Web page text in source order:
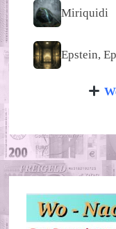
Miriquidi
Epstein,